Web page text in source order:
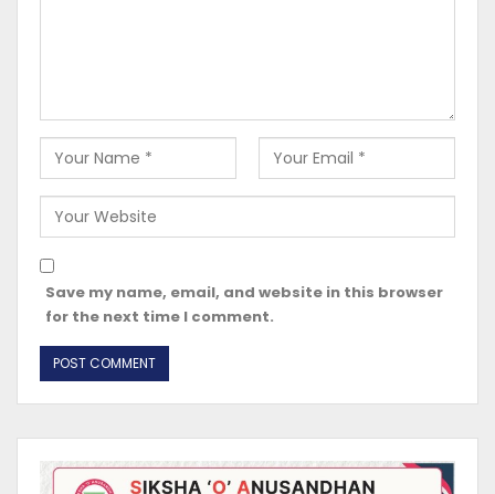
Save my name, email, and website in this browser
for the next time I comment.